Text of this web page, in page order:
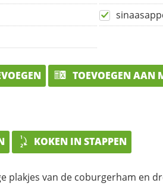
TOEVOEGEN AAN
KOKEN IN STAPPEN
plakjes van de coburgerham en